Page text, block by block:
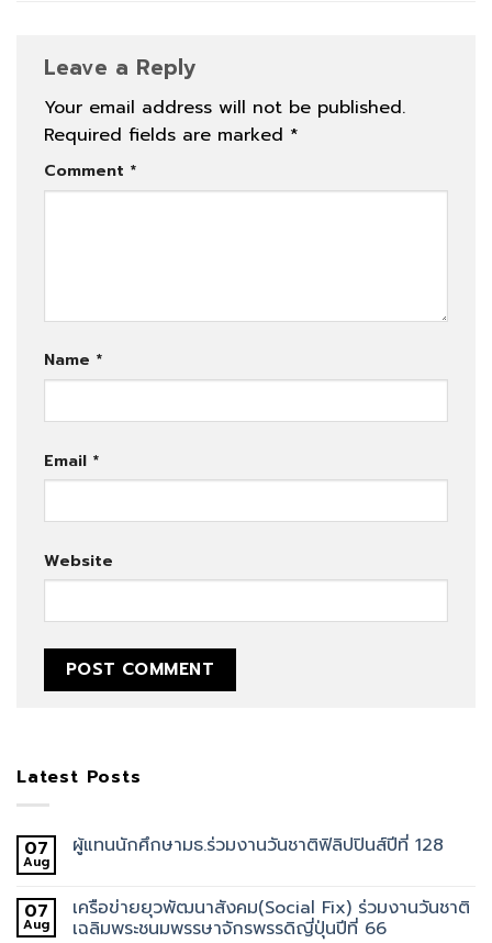
Leave a Reply
Your email address will not be published.
Required fields are marked *
Comment *
Name *
Email *
Website
Latest Posts
07
Aug
ผู้แทนนักศึกษามธ.ร่วมงานวันชาติฟิลิปปินส์ปีที่ 128
07
Aug
เครือข่ายยุวพัฒนาสังคม(Social Fix) ร่วมงานวันชาติ
เฉลิมพระชนมพรรษาจักรพรรดิญี่ปุ่นปีที่ 66